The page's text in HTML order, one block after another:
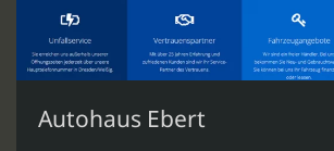
Autohaus Ebert